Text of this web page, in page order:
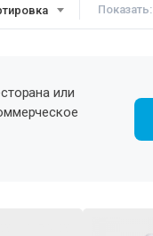
Показать:
или